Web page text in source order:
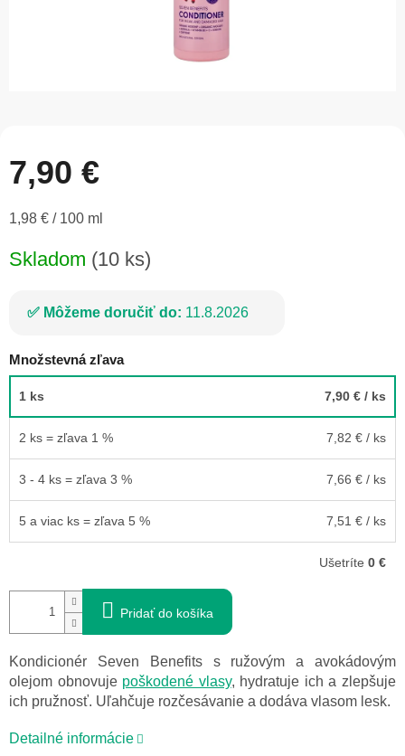
7,90 €
Jednotková
1,98 € / 100 ml
Skladom (10 ks)
Môžeme doručiť do: 11.8.2026
Množstevná zľava
1 ks 7,90 € / ks
2 ks = zľava 1 % 7,82 € / ks
3 - 4 ks = zľava 3 % 7,66 € / ks
5 a viac ks = zľava 5 % 7,51 € / ks
Ušetríte 0 €
Pridať do košíka
Kondicionér Seven Benefits s ružovým a avokádovým
olejom obnovuje poškodené vlasy, hydratuje ich a zlepšuje
ich pružnosť. Uľahčuje rozčesávanie a dodáva vlasom lesk.
Detailné informácie